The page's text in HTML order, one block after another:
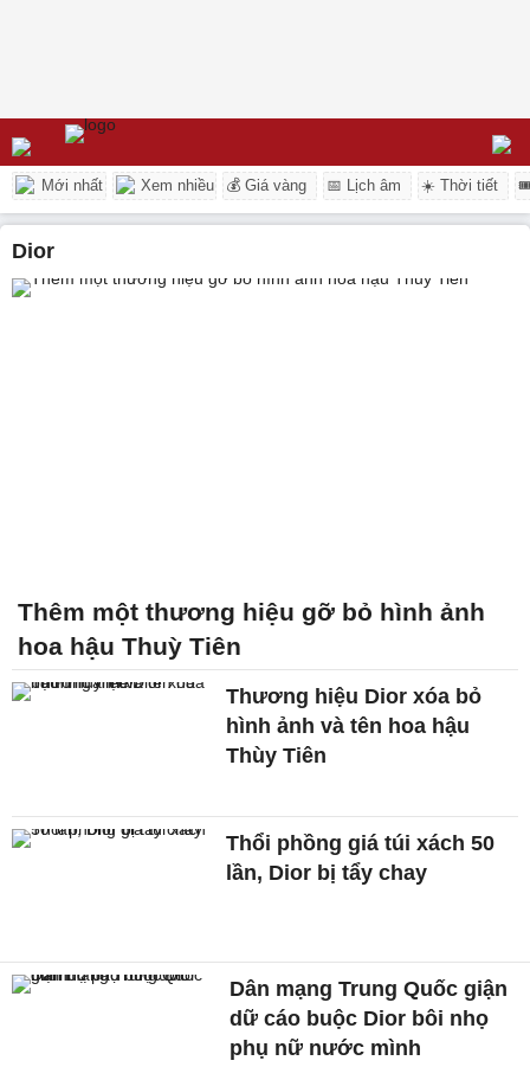
Mới nhất Xem nhiều 💰 Giá vàng 📅 Lịch âm ☀️ Thời tiết
Dior
Thêm một thương hiệu gỡ bỏ hình ảnh
hoa hậu Thuỳ Tiên
Thương hiệu Dior xóa bỏ
hình ảnh và tên hoa hậu
Thùy Tiên
Thổi phồng giá túi xách 50
lần, Dior bị tẩy chay
Dân mạng Trung Quốc giận
dữ cáo buộc Dior bôi nhọ
phụ nữ nước mình